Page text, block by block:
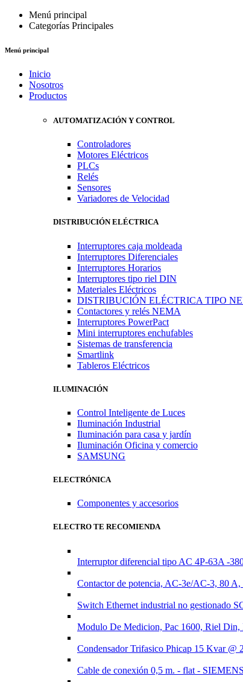
Menú principal
Categorías Principales
Menú principal
Inicio
Nosotros
Productos
AUTOMATIZACIÓN Y CONTROL
Controladores
Motores Eléctricos
PLCs
Relés
Sensores
Variadores de Velocidad
DISTRIBUCIÓN ELÉCTRICA
Interruptores caja moldeada
Interruptores Diferenciales
Interruptores Horarios
Interruptores tipo riel DIN
Materiales Eléctricos
DISTRIBUCIÓN ELÉCTRICA TIPO
Contactores y relés NEMA
Interruptores PowerPact
Mini interruptores enchufables
Sistemas de transferencia
Smartlink
Tableros Eléctricos
ILUMINACIÓN
Control Inteligente de Luces
Iluminación Industrial
Iluminación para casa y jardín
Iluminación Oficina y comercio
SAMSUNG
ELECTRÓNICA
Componentes y accesorios
ELECTRO TE RECOMIENDA
Interruptor diferencial tipo AC 4P-63A -
Contactor de potencia, AC-3e/AC-3, 80
Switch Ethernet industrial no gestionado
Modulo De Medicion, Pac 1600, Riel
Condensador Trifasico Phicap 15 Kvar
Cable de conexión 0,5 m. - flat - SIEMENS